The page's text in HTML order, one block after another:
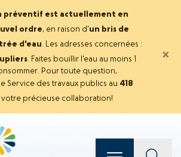
préventif est actuellement en
ordre, en raison d'un bris de
d'eau. Les adresses concernées :
. Faites bouillir l'eau au moins 1
Pour toute question,
Service des travaux publics au 418
votre précieuse collaboration!
×